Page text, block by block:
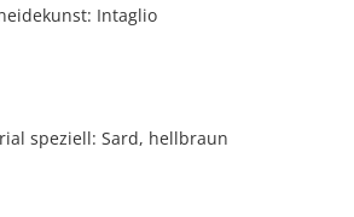
Intaglio
speziell: Sard, hellbraun